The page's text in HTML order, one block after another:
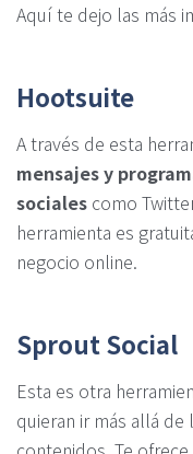
Aquí te dejo las más
Hootsuite
A través de esta
mensajes y
sociales como
herramienta es
negocio online.
Sprout Social
Esta es otra
quieran ir más allá